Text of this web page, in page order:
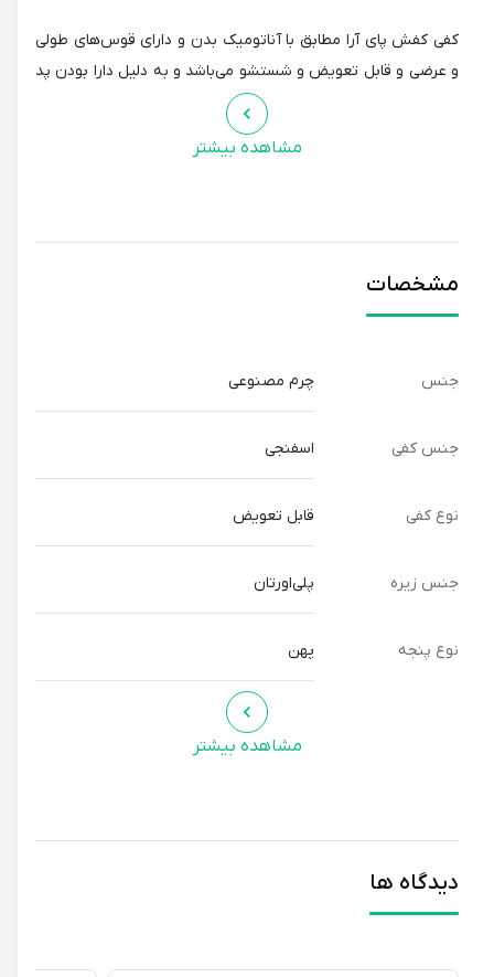
کفی کفش پای آرا مطابق با آناتومیک بدن و دارای قوس‌های طولی
و عرضی و قابل تعویض و شستشو می‌باشد و به دلیل دارا بودن پد
خارپاشنه در درون کفی، میزان دردهای خارگاشنه را کاهش می‌دهد.
پنجه پهن کفش زنانه پای آرا فضای مناسب را در اختیار انگشتان پا
زیره کفش پای آرا از جنس پلی اورتان بوده که امکان وزن پایین و
نرمی و انعطاف پذیری را برای این کفش فراهم می‌نماید.
مشاهده بیشتر
مشخصات
جنس چرم مصنوعی
جنس کفی اسفنجی
نوع کفی قابل تعویض
جنس زیره پلی‌اورتان
نوع پنجه
مشاهده بیشتر
دیدگاه ها